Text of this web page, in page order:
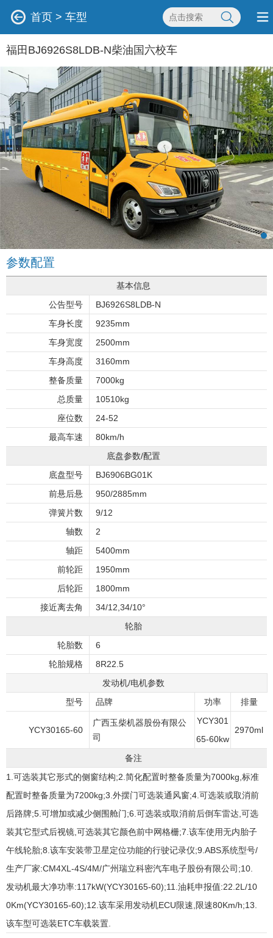
首页 > 车型
福田BJ6926S8LDB-N柴油国六校车
参数配置
基本信息
公告型号
BJ6926S8LDB-N
车身长度
9235mm
车身宽度
2500mm
车身高度
3160mm
整备质量
7000kg
总质量
10510kg
座位数
24-52
最高车速
80km/h
底盘参数/配置
底盘型号
BJ6906BG01K
前悬后悬
950/2885mm
弹簧片数
9/12
轴数
2
轴距
5400mm
前轮距
1950mm
后轮距
1800mm
接近离去角
34/12,34/10°
轮胎
轮胎数
6
轮胎规格
8R22.5
发动机/电机参数
型号
品牌 功率 排量
YCY30165-60
广西玉柴机器股份有限公
司
YCY301
65-60kw
2970ml
备注
1.可选装其它形式的侧窗结构;2.简化配置时整备质量为7000kg,标准
配置时整备质量为7200kg;3.外摆门可选装通风窗;4.可选装或取消前
后路牌;5.可增加或减少侧围舱门;6.可选装或取消前后倒车雷达,可选
装其它型式后视镜,可选装其它颜色前中网格栅;7.该车使用无内胎子
午线轮胎;8.该车安装带卫星定位功能的行驶记录仪;9.ABS系统型号/
生产厂家:CM4XL-4S/4M/广州瑞立科密汽车电子股份有限公司;10.
发动机最大净功率:117kW(YCY30165-60);11.油耗申报值:22.2L/10
0Km(YCY30165-60);12.该车采用发动机ECU限速,限速80Km/h;13.
该车型可选装ETC车载装置.